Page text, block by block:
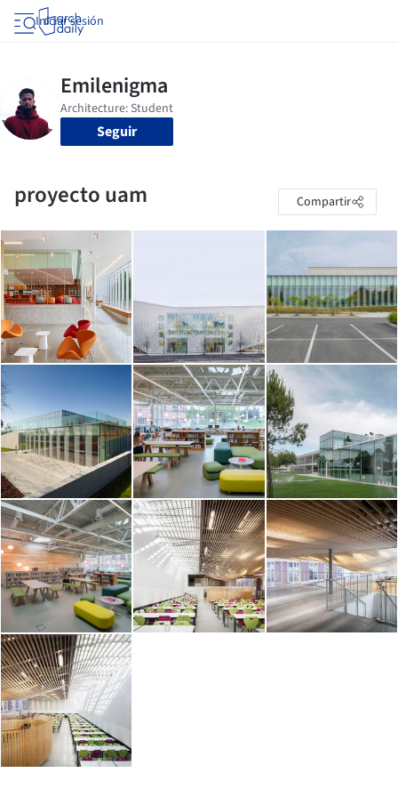
Iniciar sesión
Seguir
proyecto uam Compartir